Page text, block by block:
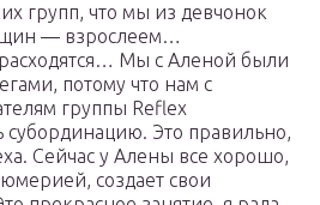
групп, что мы из девчонок
— взрослеем…
Мы с Аленой были
потому что нам с
группы Reflex
субординацию. Это правильно,
Сейчас у Алены все хорошо,
создает свои